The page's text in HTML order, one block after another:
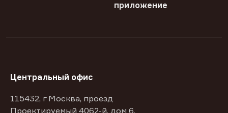
приложение
Центральный офис
115432, г Москва, проезд
Проектируемый 4062-й, дом 6,